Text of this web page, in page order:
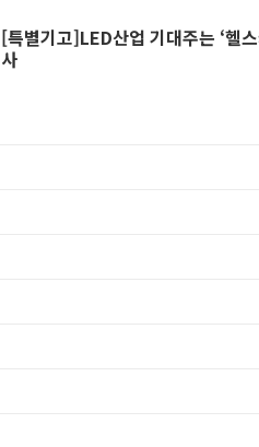
[특별기고]LED산업 기대주는 ‘헬
사